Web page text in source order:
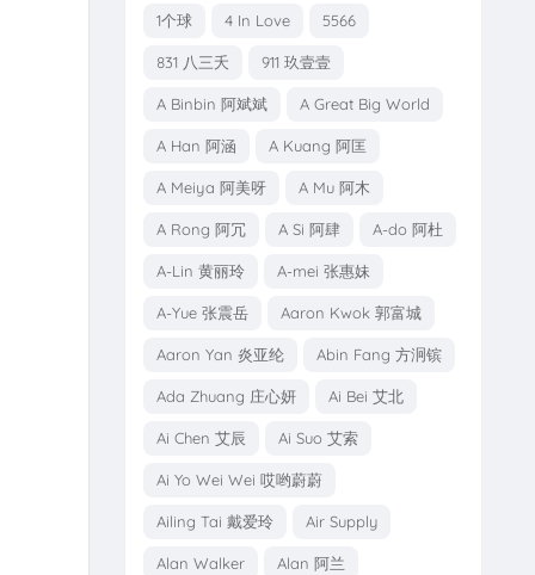
1个球 4 In Love 5566
831 八三夭 911 玖壹壹
A Binbin 阿斌斌 A Great Big World
A Han 阿涵 A Kuang 阿匡
A Meiya 阿美呀 A Mu 阿木
A Rong 阿冗 A Si 阿肆 A-do 阿杜
A-Lin 黄丽玲 A-mei 张惠妹
A-Yue 张震岳 Aaron Kwok 郭富城
Aaron Yan 炎亚纶 Abin Fang 方泂镔
Ada Zhuang 庄心妍 Ai Bei 艾北
Ai Chen 艾辰 Ai Suo 艾索
Ai Yo Wei Wei 哎哟蔚蔚
Ailing Tai 戴爱玲 Air Supply
Alan Walker Alan 阿兰